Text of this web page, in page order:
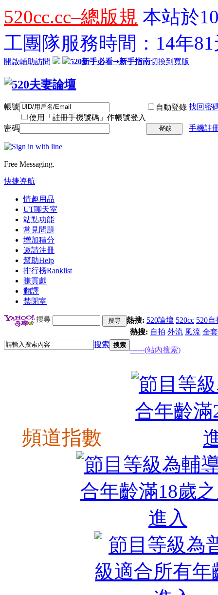
520cc.cc–總版規 本站於
工團隊服務時間：14年
開啟輔助訪問 520新手必看➙新手指南切換到寬版
帳號
使用「註冊手機號碼」作帳號登入
自動登錄 找回密
密碼 登錄 手機註
Free Messaging.
快捷導航
情趣用品
UT聊天室
站點功能
常見問題
增加積分
邀請注冊
幫助Help
排行榜Ranklist
賺貢獻
翻譯
禁閉室
熱搜: 520論壇 520cc 520自
搜索 搜索
熱搜: 自拍 外流 風流 全套
------(站內搜索)
頻道指數